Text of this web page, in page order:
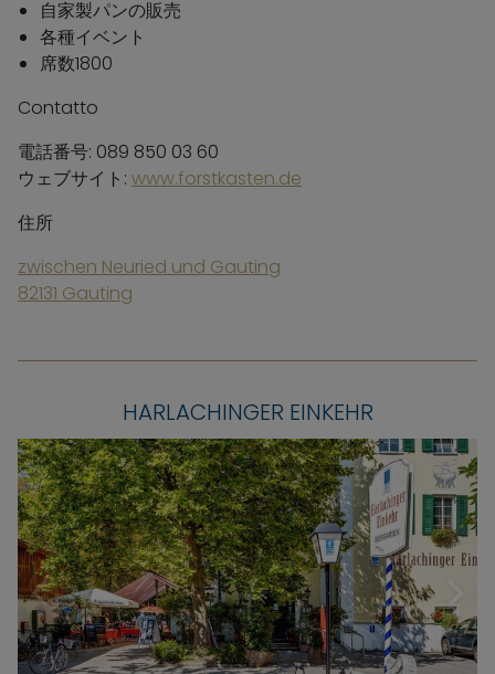
自家製パンの販売
各種イベント
席数1800
Contatto
電話番号: 089 850 03 60
ウェブサイト: www.forstkasten.de
住所
zwischen Neuried und Gauting
82131 Gauting
HARLACHINGER EINKEHR